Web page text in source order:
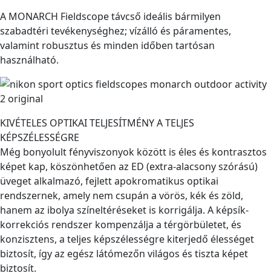
A MONARCH Fieldscope távcső ideális bármilyen
szabadtéri tevékenységhez; vízálló és páramentes,
valamint robusztus és minden időben tartósan
használható.
KIVÉTELES OPTIKAI TELJESÍTMÉNY A TELJES
KÉPSZÉLESSÉGRE
Még bonyolult fényviszonyok között is éles és kontrasztos
képet kap, köszönhetően az ED (extra-alacsony szórású)
üveget alkalmazó, fejlett apokromatikus optikai
rendszernek, amely nem csupán a vörös, kék és zöld,
hanem az ibolya színeltéréseket is korrigálja. A képsík-
korrekciós rendszer kompenzálja a térgörbületet, és
konzisztens, a teljes képszélességre kiterjedő élességet
biztosít, így az egész látómezőn világos és tiszta képet
biztosít.